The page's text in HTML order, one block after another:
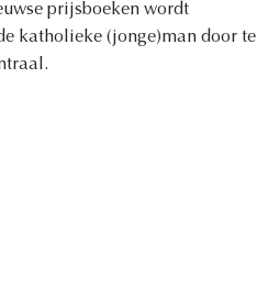
prijsboeken wordt
katholieke (jonge)man door te